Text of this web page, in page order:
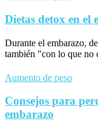
Dietas detox en el
Durante el embarazo,
también "con lo que no
Aumento de peso
Consejos para
embarazo